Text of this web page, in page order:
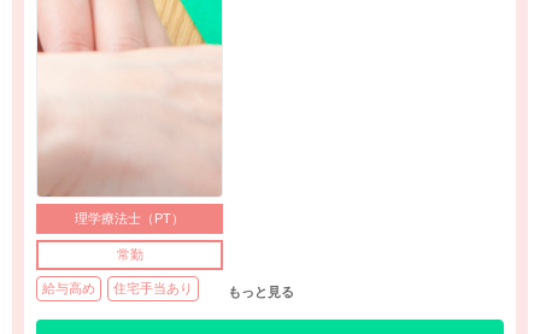
理学療法士（PT）
常勤
給与高め 住宅手当あり もっと見る